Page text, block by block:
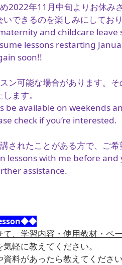
2022年11月中旬よりお休み
できるのを楽しみにしており
and childcare
lessons restarting
soon!!
ン可能な場合があります。
ます。
be available on weekends
check if you’re interested.
されたことがある方で、ご
lessons with me before
assistance.
、学習内容・使用教材・ペ
軽に教えてください。
料があったら教えてください